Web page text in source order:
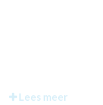
Lees meer